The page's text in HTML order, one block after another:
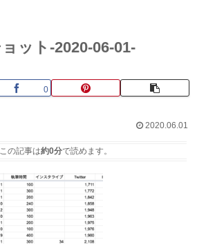
ット-2020-06-01-
0
2020.06.01
この記事は約0分で読めます。